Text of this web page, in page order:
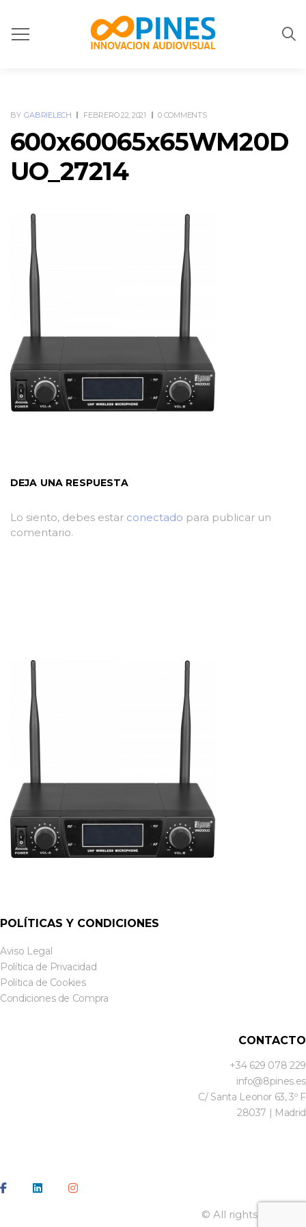
BY GABRIELECH FEBRERO 22, 2021 0 COMMENTS
600x60065x65WM20D
UO_27214
DEJA UNA RESPUESTA
Lo siento, debes estar conectado para publicar un
comentario.
POLÍTICAS Y CONDICIONES
Aviso Legal
Política de Privacidad
Política de Cookies
Condiciones de Compra
CONTACTO
+34 629 078 229
info@8pines.es
C/ Santa Leonor 63, 3º F
28037 | Madrid
© All rights reserved